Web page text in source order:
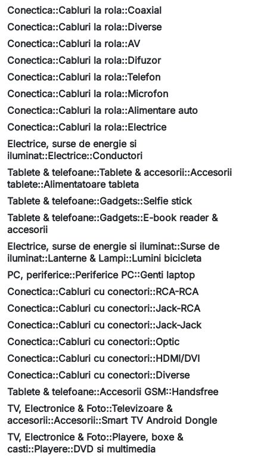
Conectica::Cabluri la rola::Coaxial
Conectica::Cabluri la rola::Diverse
Conectica::Cabluri la rola::AV
Conectica::Cabluri la rola::Difuzor
Conectica::Cabluri la rola::Telefon
Conectica::Cabluri la rola::Microfon
Conectica::Cabluri la rola::Alimentare auto
Conectica::Cabluri la rola::Electrice
Electrice, surse de energie si
iluminat::Electrice::Conductori
Tablete & telefoane::Tablete & accesorii::Accesorii
tablete::Alimentatoare tableta
Tablete & telefoane::Gadgets::Selfie stick
Tablete & telefoane::Gadgets::E-book reader &
accesorii
Electrice, surse de energie si iluminat::Surse de
iluminat::Lanterne & Lampi::Lumini bicicleta
PC, periferice::Periferice PC::Genti laptop
Conectica::Cabluri cu conectori::RCA-RCA
Conectica::Cabluri cu conectori::Jack-RCA
Conectica::Cabluri cu conectori::Jack-Jack
Conectica::Cabluri cu conectori::Optic
Conectica::Cabluri cu conectori::HDMI/DVI
Conectica::Cabluri cu conectori::Diverse
Tablete & telefoane::Accesorii GSM::Handsfree
TV, Electronice & Foto::Televizoare &
accesorii::Accesorii::Smart TV Android Dongle
TV, Electronice & Foto::Playere, boxe &
casti::Playere::DVD si multimedia